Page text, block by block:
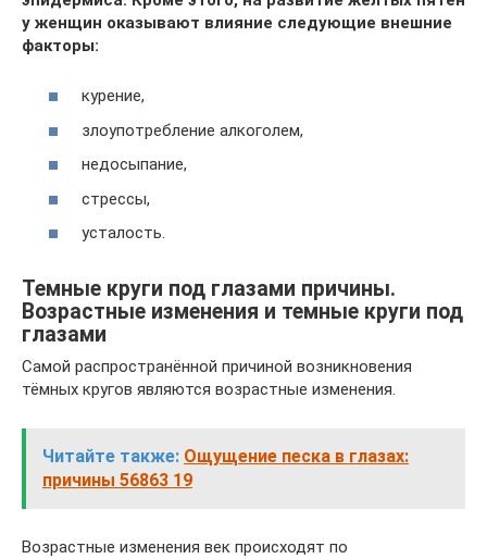
у женщин оказывают влияние следующие внешние
факторы:
курение,
злоупотребление алкоголем,
недосыпание,
стрессы,
усталость.
Темные круги под глазами причины.
Возрастные изменения и темные круги под
глазами
Самой распространённой причиной возникновения
тёмных кругов являются возрастные изменения.
Читайте также: Ощущение песка в глазах:
причины 56863 19
Возрастные изменения век происходят по